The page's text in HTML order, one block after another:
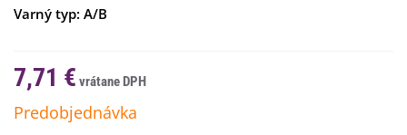
Varný typ: A/B
7,71 €
Predobjednávka